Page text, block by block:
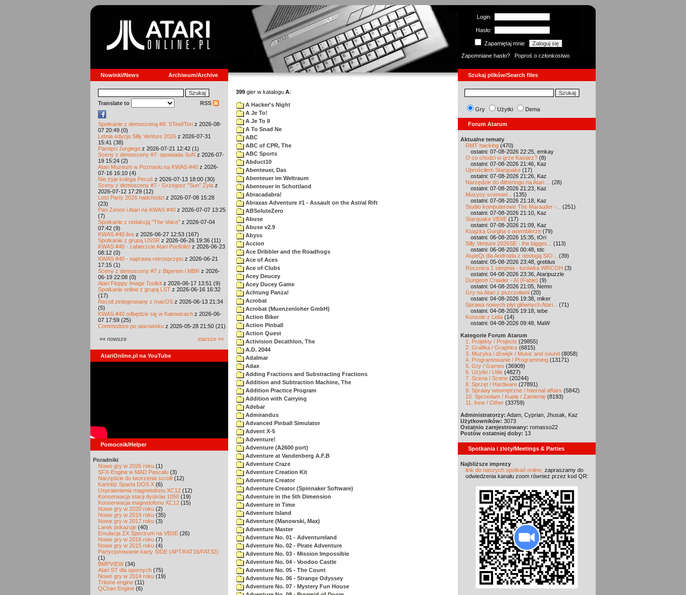
Login:
Hasło:
Zapamiętaj mnie
Zapomniane hasło?
Poproś o członkostwo
Nowinki/News Archiwum/Archive Szukaj plików/Search files
Translate to RSS
Spotkanie z demosceną #9: STeel/Tori z 2026-08-
07 20:49 (0)
Letnia edycja Silly Venture 2026 z 2026-07-31
15:41 (38)
Pamięci Jurgiego z 2026-07-21 12:42 (1)
Sceny z demosceny #7: opowiada SuN z 2026-07-
19 15:24 (2)
Atari Muzeum w Poznaniu na KWAS #40 z 2026-
07-16 16:10 (4)
Nie żyje kolega Pecuś z 2026-07-13 18:00 (30)
Sceny z demosceny #7 - Grzegorz "Sun" Żyła z
2026-07-12 17:29 (12)
Lost Party 2026 nadchodzi z 2026-07-08 15:28
(23)
Pan Zenon i Atari na KWAS #40 z 2026-07-07 13:25
(7)
Spotkanie z redakcją "The Voice" z 2026-07-04
07:42 (9)
KWAS #40 live z 2026-06-27 12:53 (167)
Spotkanie z grupą USSR z 2026-06-26 19:36 (11)
KWAS #40 - zabierzcie Atari Portfolio! z 2026-06-23
08:12 (0)
KWAS #40 - naprawa retrosprzętu z 2026-06-21
17:15 (1)
Sceny z demosceny #7 z Bigerem i MBR z 2026-
06-19 22:08 (0)
Atari Floppy Image Toolkit z 2026-06-17 13:51 (9)
Spotkanie online z grupą LST z 2026-06-16 16:32
(17)
Recoil zintegrowany z macOS z 2026-06-13 21:34
(5)
KWAS #40 odbędzie się w Katowicach z 2026-06-
07 17:59 (25)
Commodore po atarowsku z 2026-05-28 21:50 (21)
«« nowsze starsze »»
AtariOnline.pl na YouTube
Pomocnik/Helper
Poradniki
Nowe gry w 2026 roku (1)
SFX-Engine w MAD Pascalu (3)
Narzędzie do tworzenia scrolli (12)
Kartridż Sparta DOS X (6)
Usprawnienia magnetofonu XC12 (12)
Konserwacja stacji dysków 1050 (19)
Konserwacja magnetofonu XC12 (15)
Nowe gry w 2020 roku (2)
Nowe gry w 2019 roku (35)
Nowe gry w 2017 roku (3)
Larek pokazuje (40)
Emulacja ZX Spectrum na VBXE (26)
Nowe gry w 2016 roku (7)
Nowe gry w 2015 roku (4)
Partycjonowanie karty SIDE (APT/FAT16/FAT32)
(1)
BMPVIEW(34)
Atari ST dla opornych (75)
Nowe gry w 2014 roku (19)
Tritone engine (11)
QChan Engine (6)
399 gier w katalogu A:
A Hacker's Night
A Je To!
A Je To II
A To Snad Ne
ABC
ABC of CPR, The
ABC Sports
Abduct10
Abenteuer, Das
Abenteuer im Weltraum
Abenteuer in Schottland
Abracadabra!
Abraxas Adventure #1 - Assault on the Astral Rift
ABSoluteZero
Abuse
Abuse v2.9
Abyss
Accion
Ace Dribbler and the Roadhogs
Ace of Aces
Ace of Clubs
Acey Deucey
Acey Ducey Game
Achtung Panza!
Acrobat
Acrobat (Muenzenloher GmbH)
Action Biker
Action Pinball
Action Quest
Activision Decathlon, The
A.D. 2044
Adalmar
Adax
Adding Fractions and Substracting Fractions
Addition and Subtraction Machine, The
Addition Practice Program
Addition with Carrying
Adebar
Admirandus
Advanced Pinball Simulator
Advent X-5
Adventure!
Adventure (A2600 port)
Adventure at Vandenberg A.F.B
Adventure Craze
Adventure Creation Kit
Adventure Creator
Adventure Creator (Spinnaker Software)
Adventure in the 5th Dimension
Adventure in Time
Adventure Island
Adventure (Manowski, Max)
Adventure Master
Adventure No. 01 - Adventureland
Adventure No. 02 - Pirate Adventure
Adventure No. 03 - Mission Impossible
Adventure No. 04 - Voodoo Castle
Adventure No. 05 - The Count
Adventure No. 06 - Strange Odyssey
Adventure No. 07 - Mystery Fun House
Gry Użytki Dema
Forum Atarum
Aktualne tematy
RMT hacking (470)
ostatni: 07-08-2026 22:25, emkay
O co chodzi w grze Kasiarz? (8)
ostatni: 07-08-2026 21:46, Kaz
Uprościłem Starquake (17)
ostatni: 07-08-2026 21:26, Kaz
Narzędzie do ditheringu na Atari ...
(28)
ostatni: 07-08-2026 21:23, Kaz
Muzycy scenowi...
(135)
ostatni: 07-08-2026 21:18, Kaz
Studio komputerowe The Marauder -...
(251)
ostatni: 07-08-2026 21:10, Kaz
Starquake VBXE (17)
ostatni: 07-08-2026 21:09, Kaz
Książka Gorgha o asemblerze (79)
ostatni: 06-08-2026 15:35, tOri
Silly Venture 2026SE - the bigges...
(113)
ostatni: 06-08-2026 00:48, tdc
AspeQt dla Androida z obsługą SIO...
(39)
ostatni: 05-08-2026 23:48, greblus
Rocznica 1 sierpnia - turówka WRCOH (3)
ostatni: 04-08-2026 23:36, Ataripuzzle
Dungeon Crawler - AI (Fable) (9)
ostatni: 04-08-2026 21:05, Nemo
Gry na Atari z pszczołami (20)
ostatni: 04-08-2026 19:38, miker
Sprawa nowych płyt głównych Atari...
(71)
ostatni: 04-08-2026 19:18, tebe
Konsole z Lidla (14)
ostatni: 04-08-2026 09:48, MaW
Kategorie Forum Atarum
1. Projekty / Projects (29855)
2. Grafika / Graphics (6815)
3. Muzyka i dźwięk / Music and sound (8058)
4. Programowanie / Programming (13171)
5. Gry / Games (36909)
6. Użytki / Utils (4827)
7. Scena / Scene (20244)
8. Sprzęt / Hardware (27891)
9. Sprawy wewnętrzne / Internal affairs (5842)
10. Sprzedam / Kupię / Zamienię (8193)
11. Inne / Other (33759)
Administratorzy: Adam, Cyprian, Jhusak, Kaz
Użytkowników: 3073
Ostatnio zarejestrowany: romasso22
Postów ostatniej doby: 13
Spotkania i zloty/Meetings & Parties
Najbliższe imprezy
link do naszych spotkań online, zapraszamy do
odwiedzenia kanału zoom również przez kod QR: